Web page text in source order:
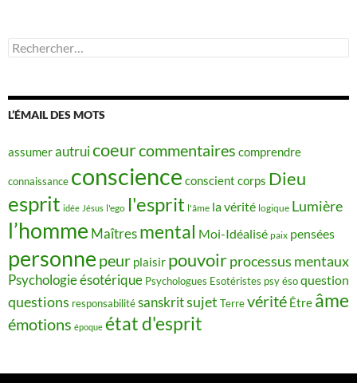
Rechercher :
L’ÉMAIL DES MOTS
assumerautruicoeurcommentaires comprendre
connaissance conscience conscient corps Dieu
esprit idée Jésus l'ego l'esprit l'âme la vérité logique Lumière
l’homme Maîtres mental Moi-Idéalisé paix pensées
personne peur plaisir pouvoirprocessus mentaux
Psychologie ésotérique Psychologues Esotéristes psy ésoquestion
questions responsabilitésanskritsujet Terrevérité Être âme
émotions époque état d'esprit